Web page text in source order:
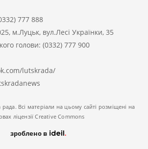
777 888
м.Луцьк, вул.Лесі Українки, 35
голови: (0332) 777 900
lutskrada/
Всі матеріали на цьому сайті розміщені на
ліцензії Creative Commons
зроблено в